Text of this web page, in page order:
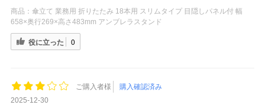
商品： 傘立て 業務用 折りたたみ 18本用 スリムタイプ 目隠しパネル付 幅
658×奥行269×高さ483mm アンブレラスタンド
役に立った 0
ご購入者様
購入確認済み
2025-12-30